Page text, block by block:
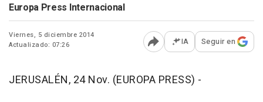
Europa Press Internacional
Viernes, 5 diciembre 2014
Actualizado: 07:26
Abrir opciones para
IA Seguir en
JERUSALÉN, 24 Nov. (EUROPA PRESS) -